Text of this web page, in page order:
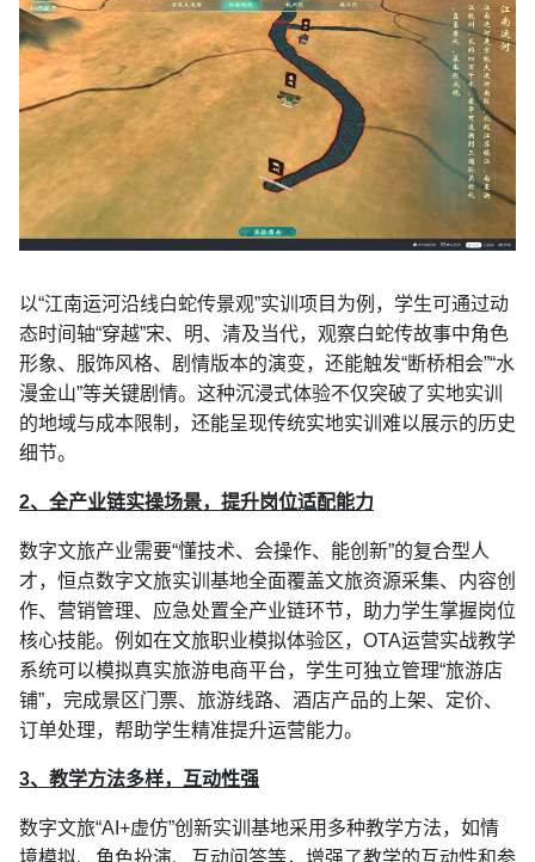
以“江南运河沿线白蛇传景观”实训项目为例，学生可通过动
态时间轴“穿越”宋、明、清及当代，观察白蛇传故事中角色
形象、服饰风格、剧情版本的演变，还能触发“断桥相会”“水
漫金山”等关键剧情。这种沉浸式体验不仅突破了实地实训
的地域与成本限制，还能呈现传统实地实训难以展示的历史
细节。
2、全产业链实操场景，提升岗位适配能力
数字文旅产业需要“懂技术、会操作、能创新”的复合型人
才，恒点数字文旅实训基地全面覆盖文旅资源采集、内容创
作、营销管理、应急处置全产业链环节，助力学生掌握岗位
核心技能。例如在文旅职业模拟体验区，OTA运营实战教学
系统可以模拟真实旅游电商平台，学生可独立管理“旅游店
铺”，完成景区门票、旅游线路、酒店产品的上架、定价、
订单处理，帮助学生精准提升运营能力。
3、教学方法多样，互动性强
数字文旅“AI+虚仿”创新实训基地采用多种教学方法，如情
境模拟、角色扮演、互动问答等，增强了教学的互动性和参